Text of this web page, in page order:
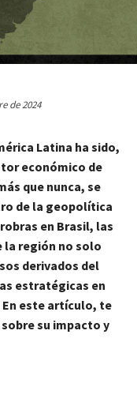
de 2024
Latina ha sido,
económico de
que nunca, se
de la geopolítica
en Brasil, las
la región no solo
derivados del
estratégicas en
este artículo, te
su impacto y